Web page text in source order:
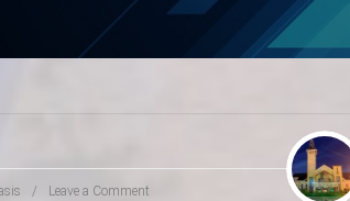
/ Leave a Comment